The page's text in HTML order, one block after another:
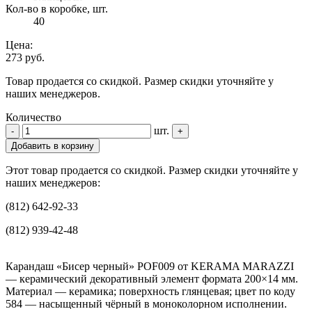
Кол-во в коробке, шт.
40
Цена:
273 руб.
Товар продается со скидкой. Размер скидки уточняйте у
наших менеджеров.
Количество
- шт.
+
Добавить в корзину
Этот товар продается со скидкой. Размер скидки уточняйте у
наших менеджеров:
(812) 642-92-33
(812) 939-42-48
Карандаш «Бисер черный» POF009 от KERAMA MARAZZI
— керамический декоративный элемент формата 200×14 мм.
Материал — керамика; поверхность глянцевая; цвет по коду
584 — насыщенный чёрный в моноколорном исполнении.